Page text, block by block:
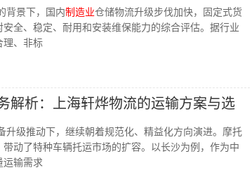
背景下，国内制造业仓储物流升级步伐加快，固定式货
全、稳定、耐用和安装维保能力的综合评估。据行业
理、非标
解析：上海轩烨物流的运输方案与选
级推动下，继续朝着规范化、精益化方向演进。摩托
动了特种车辆托运市场的扩容。以长沙为例，作为中
运输需求